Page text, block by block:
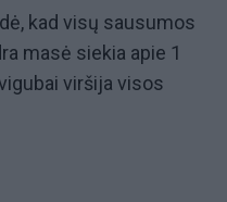
kad visų sausumos
masė siekia apie 1
viršija visos